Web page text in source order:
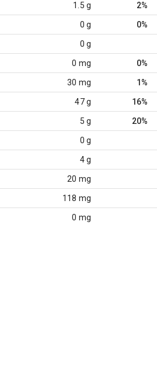
1.5 g 2%
0 g 0%
0 g
0 mg 0%
30 mg 1%
47 g 16%
5 g 20%
0 g
4 g
20 mg
118 mg
0 mg